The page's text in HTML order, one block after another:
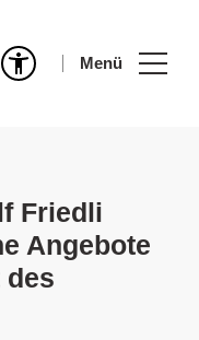
Menü
Friedli
Angebote
des